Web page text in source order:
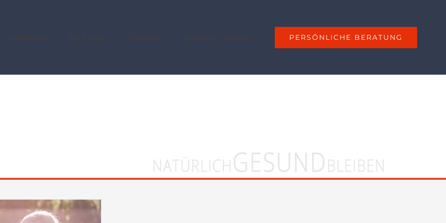
Aktuelles Die Praxis Therapien Kontakt / Anfahrt PERSÖNLICHE BERATUNG